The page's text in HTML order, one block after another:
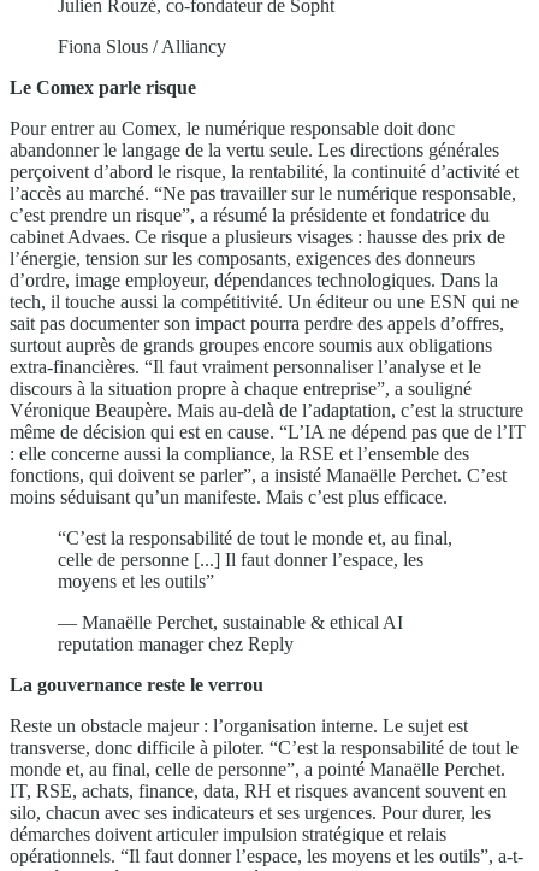
Julien Rouzé, co-fondateur de Sopht
Fiona Slous / Alliancy
Le Comex parle risque
Pour entrer au Comex, le numérique responsable doit donc
abandonner le langage de la vertu seule. Les directions générales
perçoivent d’abord le risque, la rentabilité, la continuité d’activité et
l’accès au marché. “Ne pas travailler sur le numérique responsable,
c’est prendre un risque”, a résumé la présidente et fondatrice du
cabinet Advaes. Ce risque a plusieurs visages : hausse des prix de
l’énergie, tension sur les composants, exigences des donneurs
d’ordre, image employeur, dépendances technologiques. Dans la
tech, il touche aussi la compétitivité. Un éditeur ou une ESN qui ne
sait pas documenter son impact pourra perdre des appels d’offres,
surtout auprès de grands groupes encore soumis aux obligations
extra-financières. “Il faut vraiment personnaliser l’analyse et le
discours à la situation propre à chaque entreprise”, a souligné
Véronique Beaupère. Mais au-delà de l’adaptation, c’est la structure
même de décision qui est en cause. “L’IA ne dépend pas que de l’IT
: elle concerne aussi la compliance, la RSE et l’ensemble des
fonctions, qui doivent se parler”, a insisté Manaëlle Perchet. C’est
moins séduisant qu’un manifeste. Mais c’est plus efficace.
“C’est la responsabilité de tout le monde et, au final,
celle de personne [...] Il faut donner l’espace, les
moyens et les outils”
— Manaëlle Perchet, sustainable & ethical AI
reputation manager chez Reply
La gouvernance reste le verrou
Reste un obstacle majeur : l’organisation interne. Le sujet est
transverse, donc difficile à piloter. “C’est la responsabilité de tout le
monde et, au final, celle de personne”, a pointé Manaëlle Perchet.
IT, RSE, achats, finance, data, RH et risques avancent souvent en
silo, chacun avec ses indicateurs et ses urgences. Pour durer, les
démarches doivent articuler impulsion stratégique et relais
opérationnels. “Il faut donner l’espace, les moyens et les outils”, a-t-